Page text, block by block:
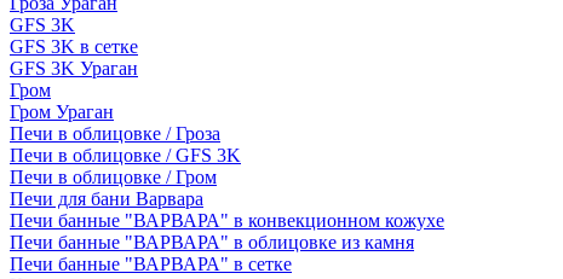
GFS 3K
GFS 3K в сетке
GFS 3K Ураган
Гром
Гром Ураган
Печи в облицовке / Гроза
Печи в облицовке / GFS 3K
Печи в облицовке / Гром
Печи для бани Варвара
Печи банные "ВАРВАРА" в конвекционном кожухе
Печи банные "ВАРВАРА" в облицовке из камня
Печи банные "ВАРВАРА" в сетке